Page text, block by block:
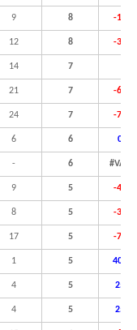
9 8 -
12 8 -
14 7
21 7 -
24 7 -
6 6 0,0%
- 6
9 5 -
8 5 -
17 5 -
1 5
4 5
4 5